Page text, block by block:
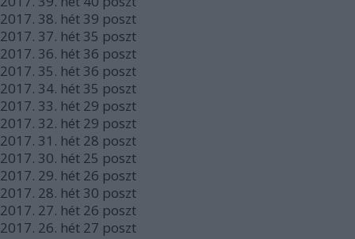
2017. 38. hét 39 poszt
2017. 37. hét 35 poszt
2017. 36. hét 36 poszt
2017. 35. hét 36 poszt
2017. 34. hét 35 poszt
2017. 33. hét 29 poszt
2017. 32. hét 29 poszt
2017. 31. hét 28 poszt
2017. 30. hét 25 poszt
2017. 29. hét 26 poszt
2017. 28. hét 30 poszt
2017. 27. hét 26 poszt
2017. 26. hét 27 poszt